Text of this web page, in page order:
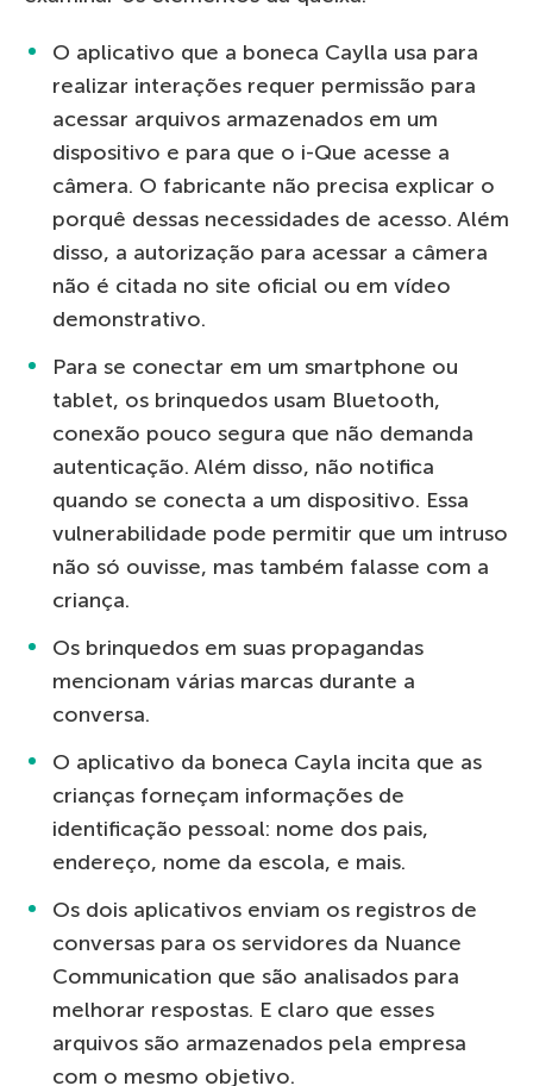
O aplicativo que a boneca Caylla usa para
realizar interações requer permissão para
acessar arquivos armazenados em um
dispositivo e para que o i-Que acesse a
câmera. O fabricante não precisa explicar o
porquê dessas necessidades de acesso. Além
disso, a autorização para acessar a câmera
não é citada no site oficial ou em vídeo
demonstrativo.
Para se conectar em um smartphone ou
tablet, os brinquedos usam Bluetooth,
conexão pouco segura que não demanda
autenticação. Além disso, não notifica
quando se conecta a um dispositivo. Essa
vulnerabilidade pode permitir que um intruso
não só ouvisse, mas também falasse com a
criança.
Os brinquedos em suas propagandas
mencionam várias marcas durante a
conversa.
O aplicativo da boneca Cayla incita que as
crianças forneçam informações de
identificação pessoal: nome dos pais,
endereço, nome da escola, e mais.
Os dois aplicativos enviam os registros de
conversas para os servidores da Nuance
Communication que são analisados para
melhorar respostas. E claro que esses
arquivos são armazenados pela empresa
com o mesmo objetivo.